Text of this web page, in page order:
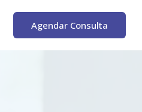
Agendar Consulta